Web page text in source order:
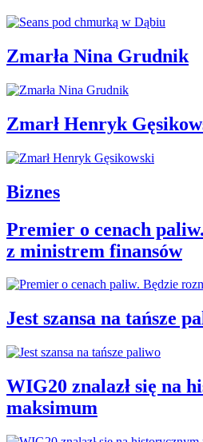
Zmarła Nina Grudnik
Zmarł Henryk
Biznes
Premier o cenach
z ministrem finansów
Jest szansa na tańsze
WIG20 znalazł się na
maksimum